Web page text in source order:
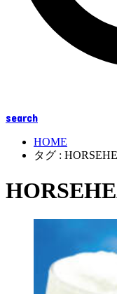
search
HOME
タグ :